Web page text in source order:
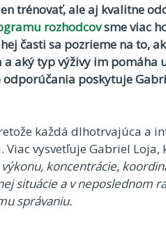
trénovať, ale aj kvalitne
rozhodcovsme viac
časti sa pozrieme na to,
aký typ výživy im pomáha
poskytuje
každá dlhotrvajúca a
vysvetľuje Gabriel Loja,
koncentrácie,
situácie a v neposlednom
správaniu.